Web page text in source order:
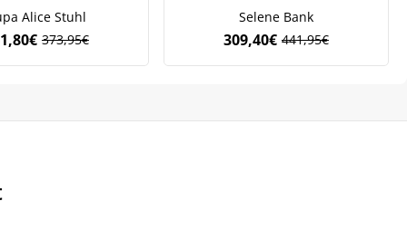
Alice Stuhl
373,95€
Ursprünglicher
Preis
€Aktueller
Preis
Selene Bank
441,95€
Ursprünglicher
Preis
309,40€Aktueller
Preis